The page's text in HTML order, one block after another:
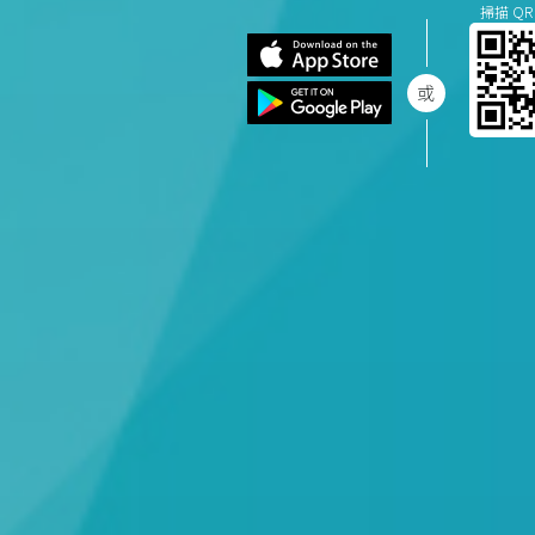
掃描